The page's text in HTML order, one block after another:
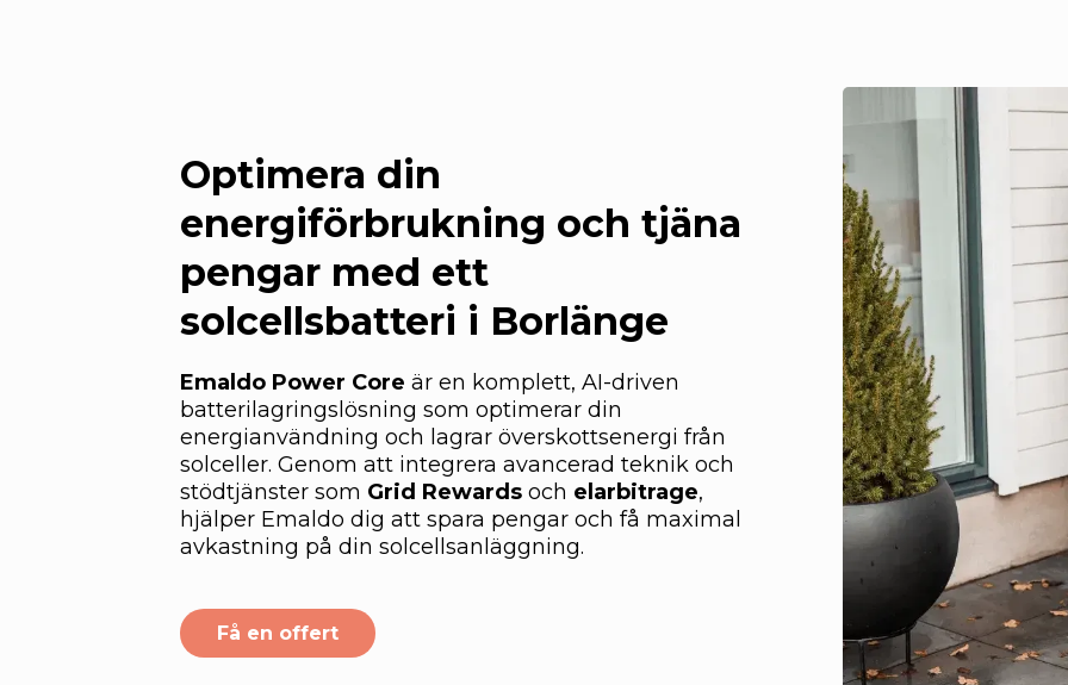
Optimera din
energiförbrukning och tjäna
pengar med ett
solcellsbatteri i Borlänge
Emaldo Power Core är en komplett, AI-driven
batterilagringslösning som optimerar din
energianvändning och lagrar överskottsenergi från
solceller. Genom att integrera avancerad teknik och
stödtjänster som Grid Rewardsoch elarbitrage,
hjälper Emaldo dig att spara pengar och få maximal
avkastning på din solcellsanläggning.
Få en offert